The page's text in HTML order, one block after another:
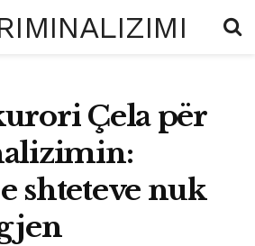
Çela për
shteteve nuk